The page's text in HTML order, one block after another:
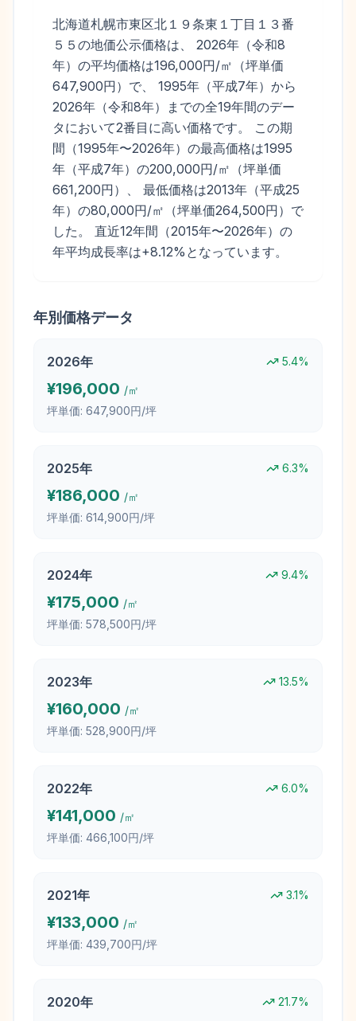
北海道札幌市東区北１９条東１丁目１３番
５５の地価公示価格は、 2026年（令和8
年）の平均価格は196,000円/㎡（坪単価
647,900円）で、 1995年（平成7年）から
2026年（令和8年）までの全19年間のデー
タにおいて2番目に高い価格です。 この期
間（1995年〜2026年）の最高価格は1995
年（平成7年）の200,000円/㎡（坪単価
661,200円）、 最低価格は2013年（平成25
年）の80,000円/㎡（坪単価264,500円）で
した。 直近12年間（2015年〜2026年）の
年平均成長率は+8.12%となっています。
年別価格データ
2026年 5.4%
¥196,000 /㎡
坪単価: 647,900円/坪
2025年 6.3%
¥186,000 /㎡
坪単価: 614,900円/坪
2024年 9.4%
¥175,000 /㎡
坪単価: 578,500円/坪
2023年 13.5%
¥160,000 /㎡
坪単価: 528,900円/坪
2022年 6.0%
¥141,000 /㎡
坪単価: 466,100円/坪
2021年 3.1%
¥133,000 /㎡
坪単価: 439,700円/坪
2020年 21.7%